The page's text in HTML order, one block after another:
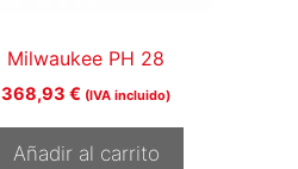
Milwaukee PH 28
368,93€ (IVA incluido)
Añadir al carrito